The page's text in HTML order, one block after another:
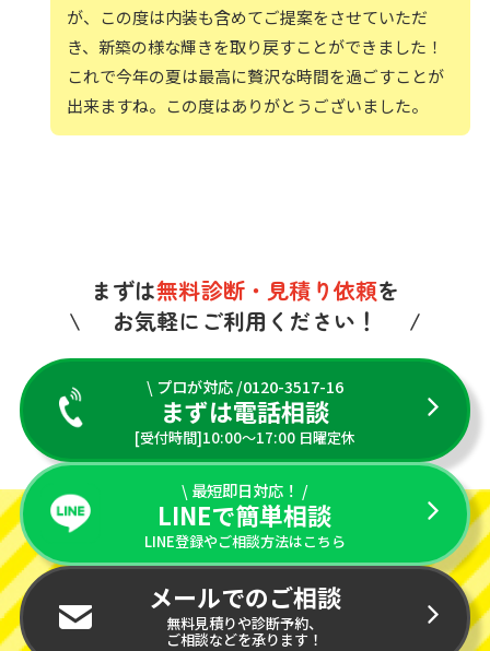
が、この度は内装も含めてご提案をさせていただ
き、新築の様な輝きを取り戻すことができました！
これで今年の夏は最高に贅沢な時間を過ごすことが
出来ますね。この度はありがとうございました。
まずは無料診断・見積り依頼を
お気軽にご利用ください！
\ プロが対応 /0120-3517-16
まずは電話相談
[受付時間]10:00〜17:00 日曜定休
\ 最短即日対応！ /
LINEで簡単相談
LINE登録やご相談方法はこちら
メールでのご相談
無料見積りや診断予約、
ご相談などを承ります！